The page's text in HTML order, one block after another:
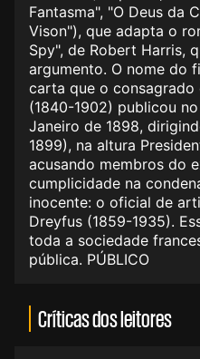
Fantasma", "O Deus da
Vison"), que adapta o
Spy", de Robert Harris,
argumento. O nome do
carta que o consagrado
(1840-1902) publicou
Janeiro de 1898,
1899), na altura
acusando membros do
cumplicidade na
inocente: o oficial de
Dreyfus (1859-1935).
toda a sociedade
pública. PÚBLICO
Críticas dos leitores